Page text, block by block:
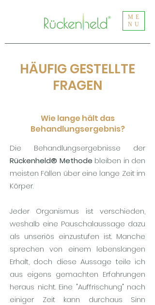
ME
NU
HÄUFIG GESTELLTE
FRAGEN
Wie lange hält das
Behandlungsergebnis?
Die Behandlungsergebnisse der
Rückenheld® Methode bleiben in den
meisten Fällen über eine lange Zeit im
Körper.
Jeder Organismus ist verschieden,
weshalb eine Pauschalaussage dazu
als unseriös einzustufen ist. Manche
sprechen von einem lebenslangen
Erhalt, doch diese Aussage teile ich
aus eigens gemachten Erfahrungen
heraus nicht. Eine "Auffrischung" nach
einiger Zeit kann durchaus Sinn